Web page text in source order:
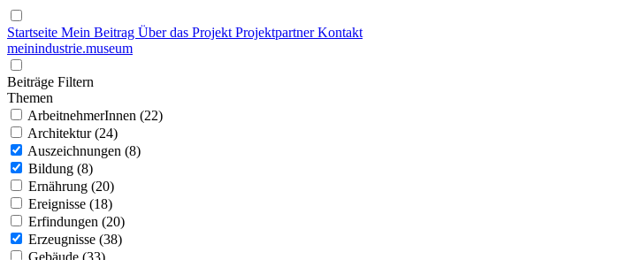
Startseite Mein Beitrag Über das Projekt ProjektpartnerKontakt
meinindustrie.museum
Beiträge Filtern
Themen
ArbeitnehmerInnen (22)
Architektur (24)
Auszeichnungen (8)
Bildung (8)
Ernährung (20)
Ereignisse (18)
Erfindungen (20)
Erzeugnisse (38)
Gebäude (33)